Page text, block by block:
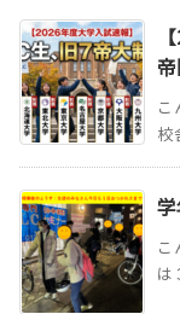
こ
校
こ
は